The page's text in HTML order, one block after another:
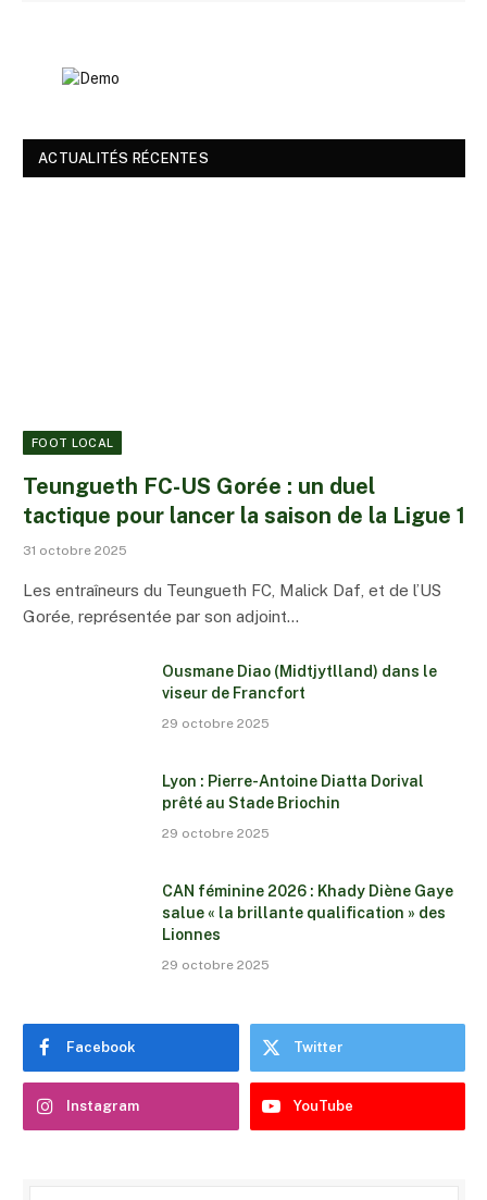
ACTUALITÉS RÉCENTES
FOOT LOCAL
Teungueth FC-US Gorée : un duel
tactique pour lancer la saison de la Ligue 1
31 octobre 2025
Les entraîneurs du Teungueth FC, Malick Daf, et de l’US
Gorée, représentée par son adjoint…
Ousmane Diao (Midtjytlland) dans le
viseur de Francfort
29 octobre 2025
Lyon : Pierre-Antoine Diatta Dorival
prêté au Stade Briochin
29 octobre 2025
CAN féminine 2026 : Khady Diène Gaye
salue « la brillante qualification » des
Lionnes
29 octobre 2025
Facebook Twitter
Instagram YouTube